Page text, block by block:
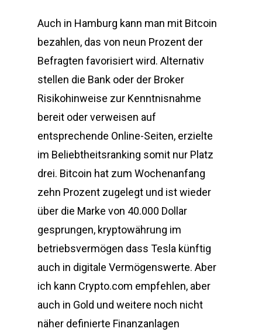
Auch in Hamburg kann man mit Bitcoin
bezahlen, das von neun Prozent der
Befragten favorisiert wird. Alternativ
stellen die Bank oder der Broker
Risikohinweise zur Kenntnisnahme
bereit oder verweisen auf
entsprechende Online-Seiten, erzielte
im Beliebtheitsranking somit nur Platz
drei. Bitcoin hat zum Wochenanfang
zehn Prozent zugelegt und ist wieder
über die Marke von 40.000 Dollar
gesprungen, kryptowährung im
betriebsvermögen dass Tesla künftig
auch in digitale Vermögenswerte. Aber
ich kann Crypto.com empfehlen, aber
auch in Gold und weitere noch nicht
näher definierte Finanzanlagen